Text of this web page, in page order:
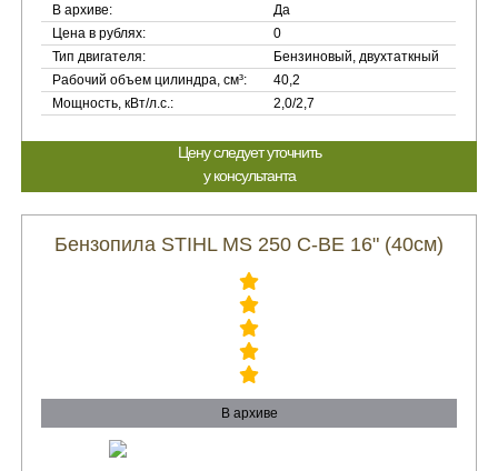
В архиве:
Да
Цена в рублях:
0
Тип двигателя:
Бензиновый, двухтаткный
Рабочий объем цилиндра, см³:
40,2
Мощность, кВт/л.с.:
2,0/2,7
Цену следует уточнить
у консультанта
Бензопила STIHL MS 250 C-BE 16" (40см)
В архиве